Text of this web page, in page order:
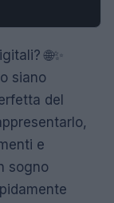
🌐✨
siano
del
e
sogno